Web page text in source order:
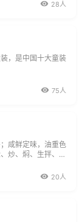
28人
，是中国十大童装
75人
咸鲜定味，油重色
炒、焖、生拌、凉
20人